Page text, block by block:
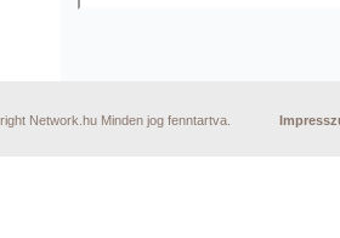
Network.hu Minden jog fenntartva.